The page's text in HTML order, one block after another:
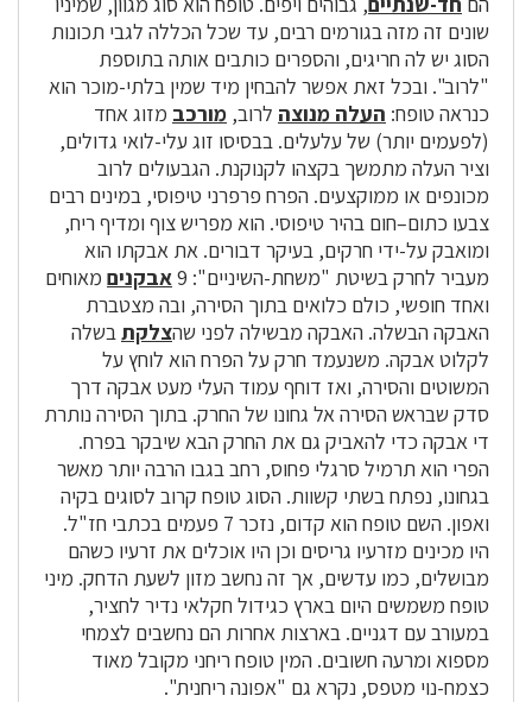
שונים זה מזה בגורמים רבים, עד שכל הכללה לגבי תכונות
הסוג יש לה חריגים, והספרים כותבים אותה בתוספת
"לרוב". ובכל זאת אפשר להבחין מיד שמין בלתי-מוכר הוא
כנראה טופח: העלה מנוצה לרוב, מורכב מזוג אחד
(לפעמים יותר) של עלעלים. בבסיסו זוג עלי-לואי גדולים,
וציר העלה מתמשך בקצהו לקנוקנת. הגבעולים לרוב
מכונפים או ממוקצעים. הפרח פרפרני טיפוסי, במינים רבים
צבעו כתום–חום בהיר טיפוסי. הוא מפריש צוף ומדיף ריח,
ומואבק על-ידי חרקים, בעיקר דבורים. את אבקתו הוא
מעביר לחרק בשיטת "משחת-השיניים": 9
אבקנים מאוחים
ואחד חופשי, כולם כלואים בתוך הסירה, ובה מצטברת
האבקה הבשלה. האבקה מבשילה לפני שהצלקתבשלה
לקלוט אבקה. משנעמד חרק על הפרח הוא לוחץ על
המשוטים והסירה, ואז דוחף עמוד העלי מעט אבקה דרך
סדק שבראש הסירה אל גחונו של החרק. בתוך הסירה נותרת
די אבקה כדי להאביק גם את החרק הבא שיבקר בפרח.
הפרי הוא תרמיל סרגלי פחוס, רחב בגבו הרבה יותר מאשר
בגחונו, נפתח בשתי קשוות. הסוג טופח קרוב לסוגים בקיה
ואפון. השם טופח הוא קדום, נזכר 7 פעמים בכתבי חז"ל.
היו מכינים מזרעיו גריסים וכן היו אוכלים את זרעיו כשהם
מבושלים, כמו עדשים, אך זה נחשב מזון לשעת הדחק. מיני
טופח משמשים היום בארץ כגידול חקלאי נדיר לחציר,
במעורב עם דגניים. בארצות אחרות הם נחשבים לצמחי
מספוא ומרעה חשובים. המין טופח ריחני מקובל מאוד
כצמח-נוי מטפס, נקרא גם "אפונה ריחנית".